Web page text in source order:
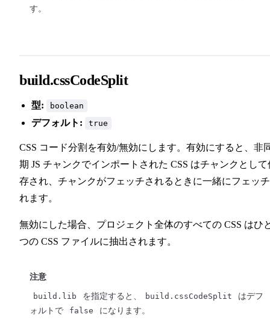
す。
build.cssCodeSplit
型: boolean
デフォルト: true
CSS コード分割を有効/無効にします。有効にすると、非
期 JS チャンクでインポートされた CSS はチャンクとして
存され、チャンクがフェッチされるときに一緒にフェッ
れます。
無効にした場合、プロジェクト全体のすべての CSS はひ
つの CSS ファイルに抽出されます。
注意
build.lib を指定すると、 build.cssCodeSplit
はデフ
ォルトで
false になります。